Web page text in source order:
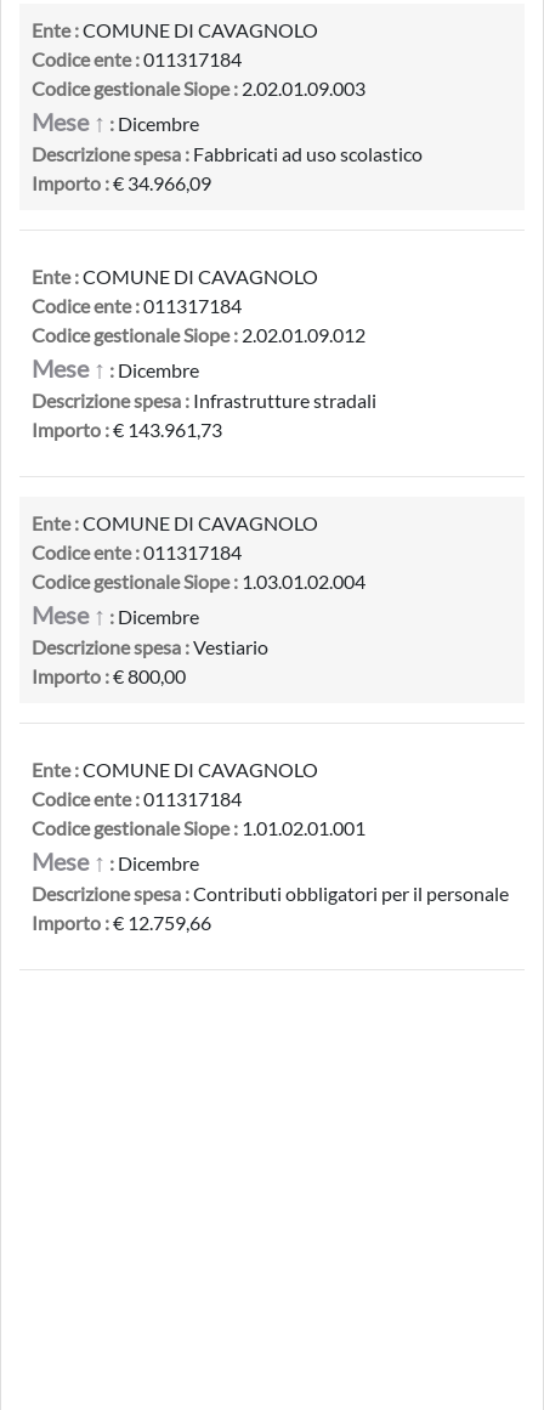
Ente :COMUNE DI CAVAGNOLO
Codice ente :011317184
Codice gestionale Siope : 2.02.01.09.003
Mese ↑ : Dicembre
Descrizione spesa : Fabbricati ad uso scolastico
Importo :€ 34.966,09
Ente :COMUNE DI CAVAGNOLO
Codice ente :011317184
Codice gestionale Siope : 2.02.01.09.012
Mese ↑ : Dicembre
Descrizione spesa : Infrastrutture stradali
Importo :€ 143.961,73
Ente :COMUNE DI CAVAGNOLO
Codice ente :011317184
Codice gestionale Siope : 1.03.01.02.004
Mese ↑ : Dicembre
Descrizione spesa :Vestiario
Importo :€ 800,00
Ente :COMUNE DI CAVAGNOLO
Codice ente :011317184
Codice gestionale Siope : 1.01.02.01.001
Mese ↑ : Dicembre
Descrizione spesa :Contributi obbligatori per il personale
Importo :€ 12.759,66